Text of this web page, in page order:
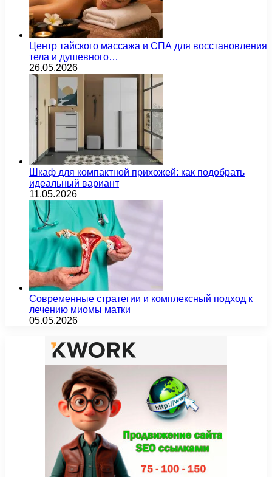
Центр тайского массажа и СПА для восстановления
тела и душевного…
26.05.2026
Шкаф для компактной прихожей: как подобрать
идеальный вариант
11.05.2026
Современные стратегии и комплексный подход к
лечению миомы матки
05.05.2026